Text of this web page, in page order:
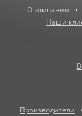
О компании
Наши
Производители